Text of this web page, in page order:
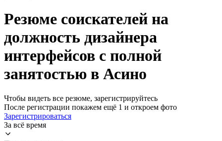
Резюме соискателей на
должность дизайнера
интерфейсов с полной
занятостью в Асино
Чтобы видеть все резюме, зарегистрируйтесь
После регистрации покажем ещё 1 и откроем фото
Зарегистрироваться
За всё время